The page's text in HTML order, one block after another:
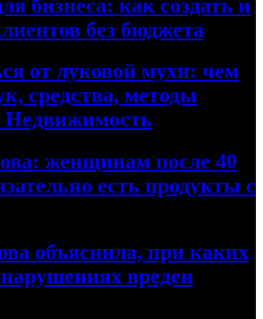
бизнеса: как создать и
без бюджета
от луковой мухи: чем
средства, методы
женщинам после 40
есть продукты с
объяснила, при каких
вреден